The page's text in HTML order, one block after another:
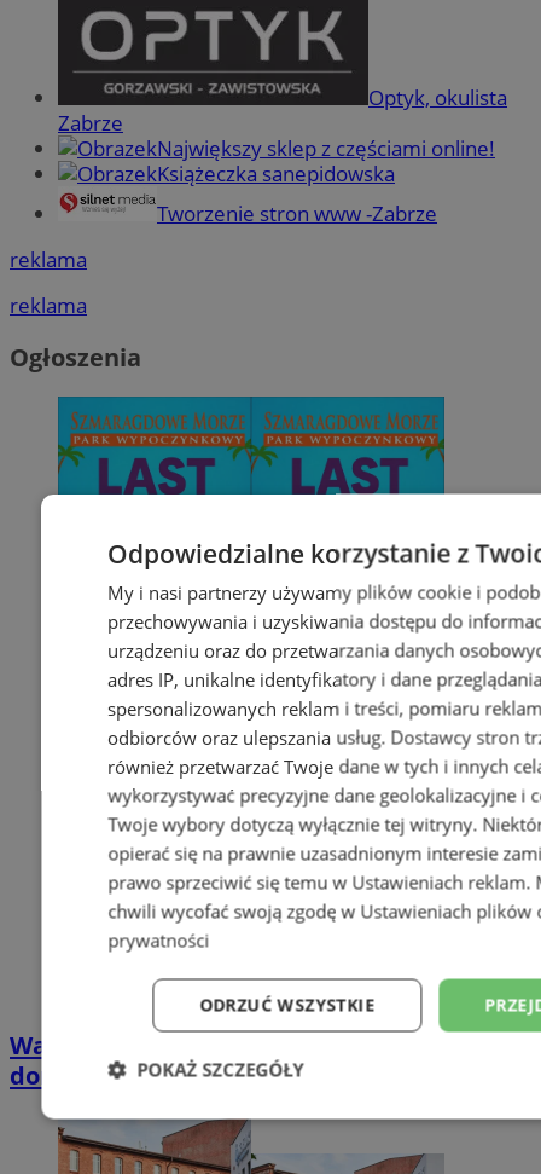
Optyk, okulista
Zabrze
Największy sklep z częściami online!
Książeczka sanepidowska
Tworzenie stron www -Zabrze
reklama
reklama
Ogłoszenia
Wakacyjny wypoczynek nad Bałtykiem w
domkach Szmaragdowe Morze
Odpowiedzialne korzystanie z
My i nasi partnerzy używamy plików cookie i
przechowywania i uzyskiwania dostępu do
urządzeniu oraz do przetwarzania danych
adres IP, unikalne identyfikatory i dane
spersonalizowanych reklam i treści, pomiaru
odbiorców oraz ulepszania usług. Dostawcy stron
również przetwarzać Twoje dane w tych i innych
wykorzystywać precyzyjne dane geolokalizacyjne i
Twoje wybory dotyczą wyłącznie tej witryny.
opierać się na prawnie uzasadnionym interesie
prawo sprzeciwić się temu w Ustawieniach reklam.
chwili wycofać swoją zgodę w Ustawieniach plików
prywatności
ODRZUĆ WSZYSTKIE
POKAŻ SZCZEGÓŁY
Niezbędne Wydajność